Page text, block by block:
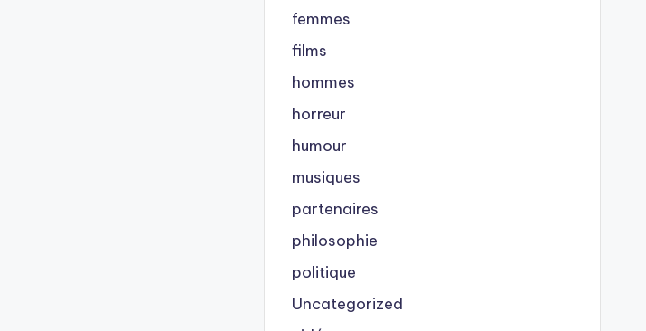
femmes
films
hommes
horreur
humour
musiques
partenaires
philosophie
politique
Uncategorized